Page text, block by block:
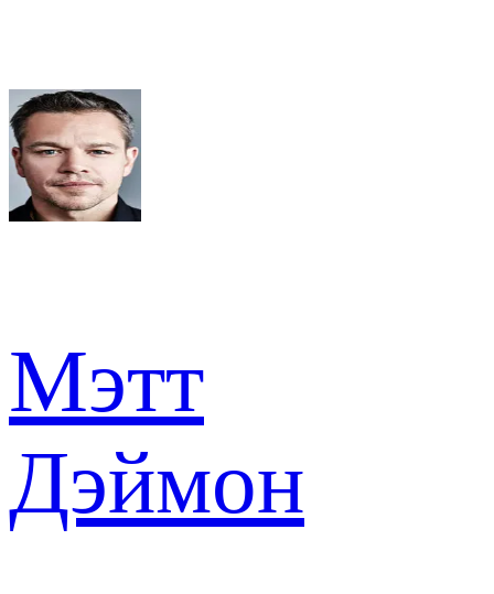
Мэтт
Дэймон